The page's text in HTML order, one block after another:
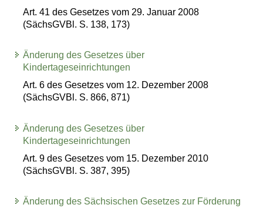
Art. 41 des Gesetzes vom 29. Januar 2008
(SächsGVBl. S. 138, 173)
Änderung des Gesetzes über
Kindertageseinrichtungen
Art. 6 des Gesetzes vom 12. Dezember 2008
(SächsGVBl. S. 866, 871)
Änderung des Gesetzes über
Kindertageseinrichtungen
Art. 9 des Gesetzes vom 15. Dezember 2010
(SächsGVBl. S. 387, 395)
Änderung des Sächsischen Gesetzes zur Förderung